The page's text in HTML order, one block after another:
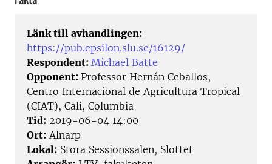
Länk till avhandlingen:
https://pub.epsilon.slu.se/16129/
Respondent: Michael Batte
Opponent: Professor Hernán Ceballos,
Centro Internacional de Agricultura Tropical
(CIAT), Cali, Columbia
Tid: 2019-06-04 14:00
Ort: Alnarp
Lokal: Stora Sessionssalen, Slottet